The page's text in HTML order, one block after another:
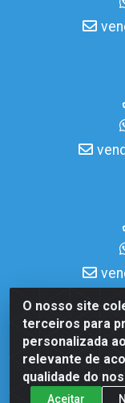
O nosso site
terceiros para
personalizada
relevante de
qualidade do
Aceitar
Casa Norte
Dix-Sept